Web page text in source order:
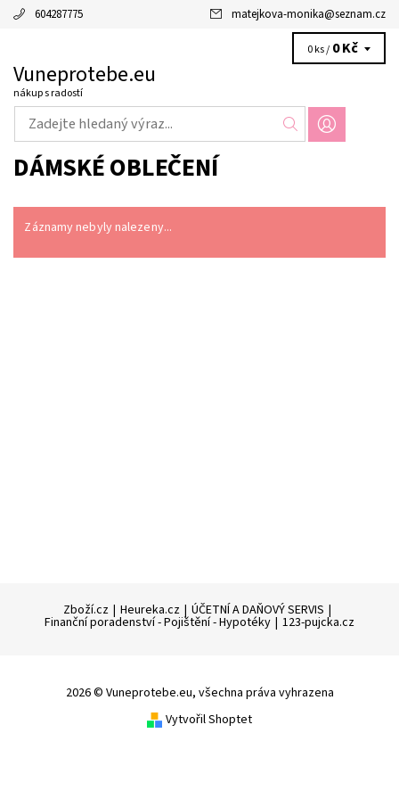
604287775 matejkova-monika@seznam.cz
Vuneprotebe.eu
nákup s radostí
0 ks / 0 Kč
DÁMSKÉ OBLEČENÍ
Záznamy nebyly nalezeny...
Zboží.cz | Heureka.cz | ÚČETNÍ A DAŇOVÝ SERVIS |
Finanční poradenství - Pojištění - Hypotéky | 123-pujcka.cz
2026 © Vuneprotebe.eu, všechna práva vyhrazena
Vytvořil Shoptet